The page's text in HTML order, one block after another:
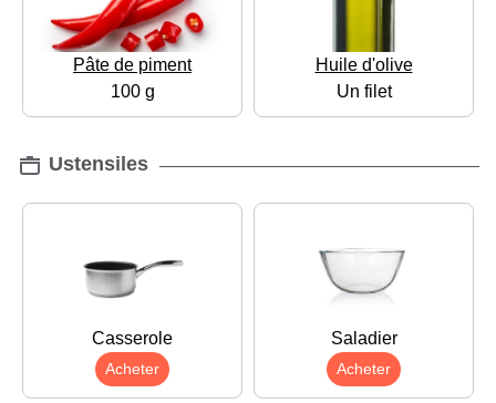
Pâte de piment
100 g
Huile d'olive
Un filet
Ustensiles
Casserole
Acheter
Saladier
Acheter